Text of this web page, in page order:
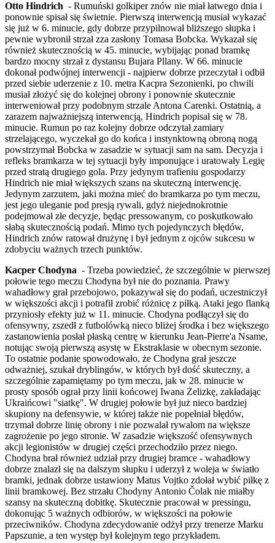
Otto Hindrich - Rumuński golkiper znów nie miał łatwego dnia i
ponownie spisał się świetnie. Pierwszą interwencją musiał wykazać
się już w 6. minucie, gdy dobrze przypilnował bliższego słupka i
pewnie wybronił strzał zza zasłony Tomasa Bobcka. Wykazał się
również skutecznością w 45. minucie, wybijając ponad bramkę
bardzo mocny strzał z dystansu Bujara Pllany. W 66. minucie
dokonał podwójnej interwencji - najpierw dobrze przeczytał i odbił
przed siebie uderzenie z 10. metra Kacpra Sezonienki, po chwili
musiał złożyć się do kolejnej obrony i ponownie skutecznie
interweniował przy podobnym strzale Antona Carenki. Ostatnią, a
zarazem najważniejszą interwencją, Hindrich popisał się w 78.
minucie. Rumun po raz kolejny dobrze odczytał zamiary
strzelającego, wyczekał go do końca i instynktowną obroną nogą
powstrzymał Bobcka w zasadzie w sytuacji sam na sam. Decyzja i
refleks bramkarza w tej sytuacji były imponujące i uratowały Legię
przed stratą drugiego gola. Przy jedynym trafieniu gospodarzy
Hindrich nie miał większych szans na skuteczną interwencję.
Jedynym zarzutem, jaki można mieć do bramkarza po tym meczu,
jest jego uleganie pod presją rywali, gdyż niejednokrotnie
podejmował złe decyzje, będąc pressowanym, co poskutkowało
słabą skutecznością podań. Mimo tych pojedynczych błędów,
Hindrich znów ratował drużynę i był jednym z ojców sukcesu w
zdobyciu ważnych trzech punktów.
Kacper Chodyna - Trzeba powiedzieć, że szczególnie w pierwszej
połowie tego meczu Chodyna był nie do poznania. Prawy
wahadłowy grał przebojowo, pokazywał się do podań, uczestniczył
w większości akcji i potrafił zrobić różnicę z piłką. Ataki jego flanką
przyniosły efekty już w 11. minucie. Chodyna podłączył się do
ofensywny, zszedł z futbolówką nieco bliżej środka i bez większego
zastanowienia posłał płaską centrę w kierunku Jean-Pierre'a Nsame,
notując swoją pierwszą asystę w Ekstraklasie w obecnym sezonie.
To ostatnie podanie spowodowało, że Chodyna grał jeszcze
odważniej, szukał dryblingów, w których był dość skuteczny, a
szczególnie zapamiętamy po tym meczu, jak w 28. minucie w
prosty sposób ograł przy linii końcowej Iwana Żelizkę, zakładając
Ukraińcowi "siatkę". W drugiej połowie był już nieco bardziej
skupiony na defensywie, w której także nie popełniał błędów,
trzymał dobrze linię obrony i nie pozwalał rywalom na większe
zagrożenie po jego stronie. W zasadzie większość ofensywnych
akcji legionistów w drugiej części przechodziło przez niego.
Chodyna brał również udział przy drugiej bramce - wahadłowy
dobrze znalazł się na dalszym słupku i uderzył z woleja w światło
bramki, jednak dobrze ustawiony Matus Vojtko zdołał wybić piłkę z
linii bramkowej. Bez strzału Chodyny Antonio Čolak nie miałby
szansy na skuteczną dobitkę. Skutecznie pracował w pressingu,
dokonując 5 ważnych odbiorów, w większości na połowie
przeciwników. Chodyna zdecydowanie odżył przy trenerze Marku
Papszunie, a ten występ był kolejnym tego przykładem.